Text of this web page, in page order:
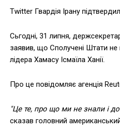
Twitter Гвардія Ірану
Сьгодні, 31 липня,
заявив, що Сполучені Штати не
лідера Хамасу Ісмаїла Ханії.
Про це повідомляє агенція
"Це те, про що ми не знали і
сказав головний